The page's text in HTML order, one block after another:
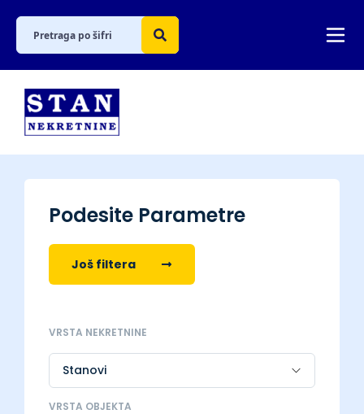
Podesite Parametre
Još filtera
VRSTA NEKRETNINE
VRSTA OBJEKTA